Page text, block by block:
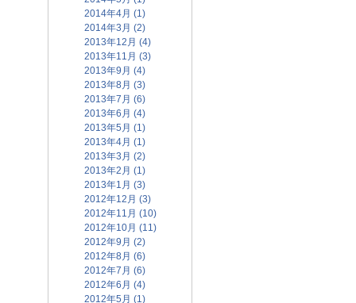
2014年4月 (1)
2014年3月 (2)
2013年12月 (4)
2013年11月 (3)
2013年9月 (4)
2013年8月 (3)
2013年7月 (6)
2013年6月 (4)
2013年5月 (1)
2013年4月 (1)
2013年3月 (2)
2013年2月 (1)
2013年1月 (3)
2012年12月 (3)
2012年11月 (10)
2012年10月 (11)
2012年9月 (2)
2012年8月 (6)
2012年7月 (6)
2012年6月 (4)
2012年5月 (1)